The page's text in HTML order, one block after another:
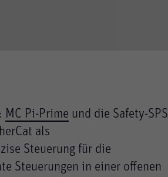
MC Pi-Prime und die Safety-SPS
als
Steuerung für die
Steuerungen in einer offenen